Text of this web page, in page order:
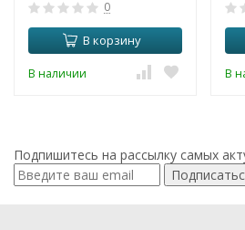
0
В корзину
В наличии В
Подпишитесь на рассылку самых